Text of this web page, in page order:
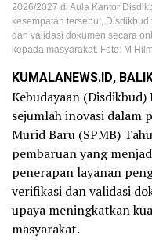
2026/2027 di Aula Kantor
kesempatan tersebut,
dan validasi dokumen secara
kepada masyarakat. Foto: M
KUMALANEWS.ID,
Kebudayaan
sejumlah inovasi dalam
Murid Baru (SPMB)
pembaruan yang
penerapan layanan
verifikasi dan validasi
upaya meningkatkan
masyarakat.